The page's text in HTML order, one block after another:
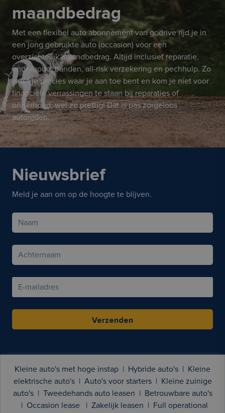
maandbedrag
Met een flexibel auto abonnement van godrive rijd je in
een jong gebruikte auto (occasion) voor een
overzichtelijk maandbedrag. Altijd inclusief reparatie,
onderhoud, banden, all-risk verzekering en pechhulp. Zo
weet je precies waar je aan toe bent en kom je niet voor
financiële verrassingen te staan bij reparaties of
onderhoud, wel zo prettig! Dat is pas zorgeloos
autorijden.
Nieuwsbrief
Meld je aan om op de hoogte te blijven.
Verzenden
Kleine auto's met hoge instap Hybride auto's
Kleine
elektrische auto's
Auto's voor starters
Kleine zuinige
auto's
Tweedehands auto leasen
Betrouwbare auto's
Occasion lease Zakelijk leasen
Full operational